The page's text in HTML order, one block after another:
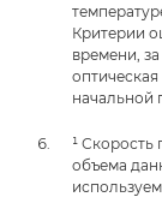
Критерии
времени,
начальной
¹ Скорость
объема